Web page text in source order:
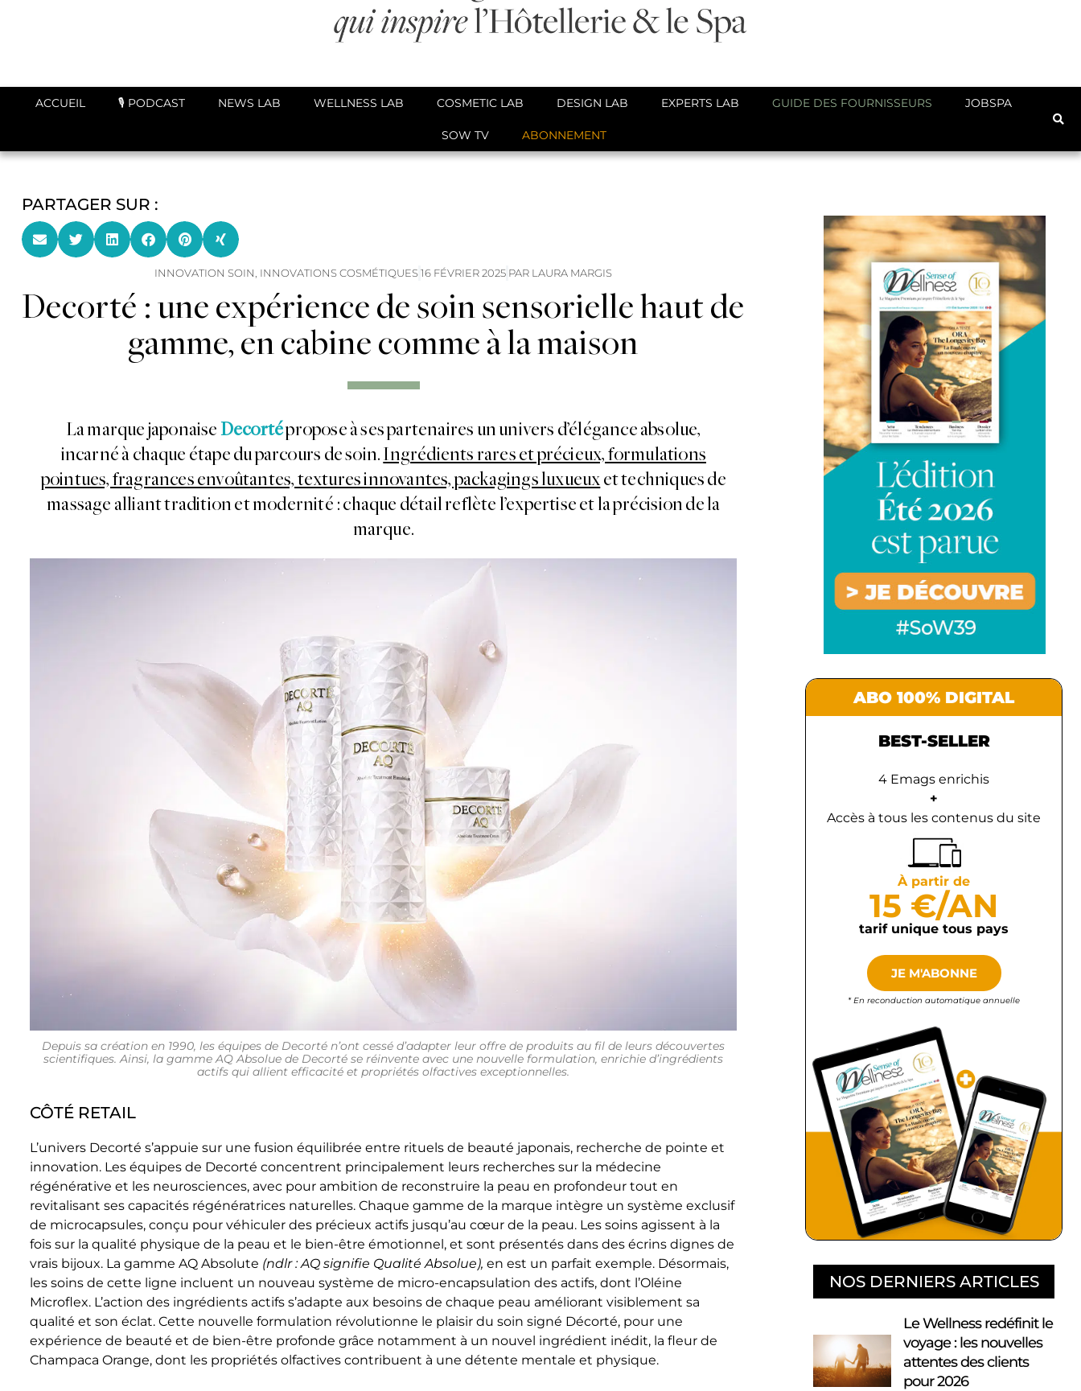
ACCUEIL 🎙️ PODCAST NEWS LAB WELLNESS LAB COSMETIC LAB DESIGN LAB EXPERTS LAB GUIDE DES FOURNISSEURS JOBSPA
SOW TV ABONNEMENT
PARTAGER SUR :
INNOVATION SOIN, INNOVATIONS COSMÉTIQUES 16 FÉVRIER 2025 PAR LAURA MARGIS
Decorté : une expérience de soin sensorielle haut de
gamme, en cabine comme à la maison
La marque japonaise Decortépropose à ses partenaires un univers d’élégance absolue,
incarné à chaque étape du parcours de soin. Ingrédients rares et précieux, formulations
pointues, fragrances envoûtantes, textures innovantes, packagings luxueux et techniques de
massage alliant tradition et modernité : chaque détail reflète l’expertise et la précision de la
marque.
Depuis sa création en 1990, les équipes de Decorté n’ont cessé d’adapter leur offre de produits au fil de leurs découvertes
scientifiques. Ainsi, la gamme AQ Absolue de Decorté se réinvente avec une nouvelle formulation, enrichie d’ingrédients
actifs qui allient efficacité et propriétés olfactives exceptionnelles.
CÔTÉ RETAIL
L’univers Decorté s’appuie sur une fusion équilibrée entre rituels de beauté japonais, recherche de pointe et
innovation. Les équipes de Decorté concentrent principalement leurs recherches sur la médecine
régénérative et les neurosciences, avec pour ambition de reconstruire la peau en profondeur tout en
revitalisant ses capacités régénératrices naturelles. Chaque gamme de la marque intègre un système exclusif
de microcapsules, conçu pour véhiculer des précieux actifs jusqu’au cœur de la peau. Les soins agissent à la
fois sur la qualité physique de la peau et le bien-être émotionnel, et sont présentés dans des écrins dignes de
vrais bijoux. La gamme AQ Absolute (ndlr : AQ signifie Qualité Absolue), en est un parfait exemple. Désormais,
les soins de cette ligne incluent un nouveau système de micro-encapsulation des actifs, dont l’Oléine
Microflex. L’action des ingrédients actifs s’adapte aux besoins de chaque peau améliorant visiblement sa
qualité et son éclat. Cette nouvelle formulation révolutionne le plaisir du soin signé Décorté, pour une
expérience de beauté et de bien-être profonde grâce notamment à un nouvel ingrédient inédit, la fleur de
Champaca Orange, dont les propriétés olfactives contribuent à une détente mentale et physique.
ABO 100% DIGITAL
BEST-SELLER
4 Emags enrichis
+
Accès à tous les contenus du site
À partir de
15 €/AN
tarif unique tous pays
JE M'ABONNE
* En reconduction automatique annuelle
NOS DERNIERS ARTICLES
Le Wellness redéfinit le
voyage : les nouvelles
attentes des clients
pour 2026